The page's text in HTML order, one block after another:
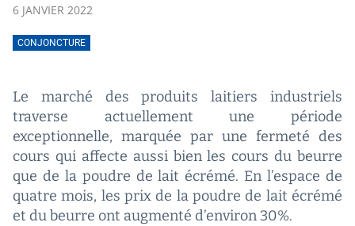
6 JANVIER 2022
CONJONCTURE
Le marché des produits laitiers industriels
traverse actuellement une période
exceptionnelle, marquée par une fermeté des
cours qui affecte aussi bien les cours du beurre
que de la poudre de lait écrémé. En l’espace de
quatre mois, les prix de la poudre de lait écrémé
et du beurre ont augmenté d’environ 30%.